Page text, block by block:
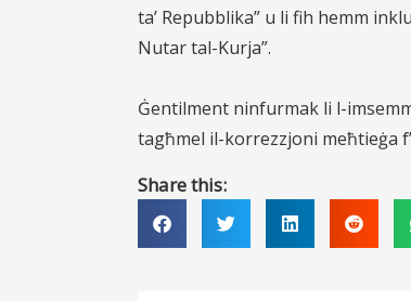
ta’ Repubblika” u li fih hemm
Nutar tal-Kurja”.
Ġentilment ninfurmak li l-
tagħmel il-korrezzjoni meħtieġa
Share this: